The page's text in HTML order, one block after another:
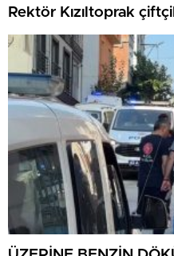
Rektör Kızıltoprak